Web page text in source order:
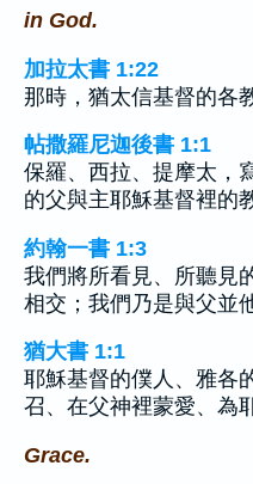
in God.
加拉太書 1:22
那時，猶太信基督的各
帖撒羅尼迦後書 1:1
保羅、西拉、提摩太，
的父與主耶穌基督裡的
約翰一書 1:3
我們將所看見、所聽見
相交；我們乃是與父並
猶大書 1:1
耶穌基督的僕人、雅各
召、在父神裡蒙愛、為
Grace.